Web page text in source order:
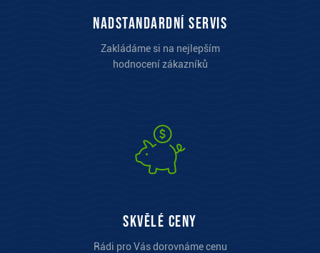
Nadstandardní servis
Zakládáme si na nejlepším
hodnocení zákazníků
Skvělé ceny
Rádi pro Vás dorovnáme cenu